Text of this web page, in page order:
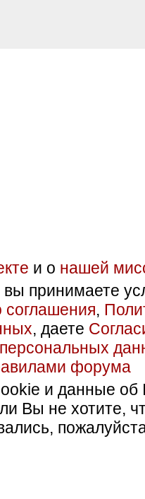
и о нашей
принимаете
соглашения,
, даете
форума
и данные об
Вы не хотите,